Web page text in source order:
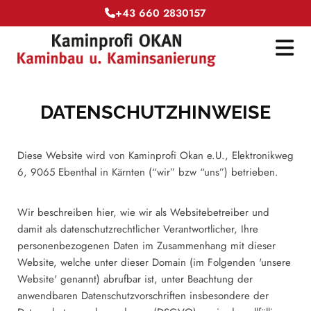
+43 660 2830157
DATENSCHUTZHINWEISE
Diese Website wird von Kaminprofi Okan e.U., Elektronikweg
6, 9065 Ebenthal in Kärnten (“wir” bzw “uns”) betrieben.
Wir beschreiben hier, wie wir als Websitebetreiber und
damit als datenschutzrechtlicher Verantwortlicher, Ihre
personenbezogenen Daten im Zusammenhang mit dieser
Website, welche unter dieser Domain (im Folgenden 'unsere
Website' genannt) abrufbar ist, unter Beachtung der
anwendbaren Datenschutzvorschriften insbesondere der